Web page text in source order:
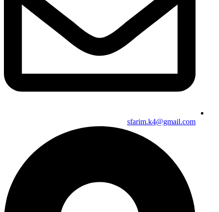
sfarim.k4@gmail.com